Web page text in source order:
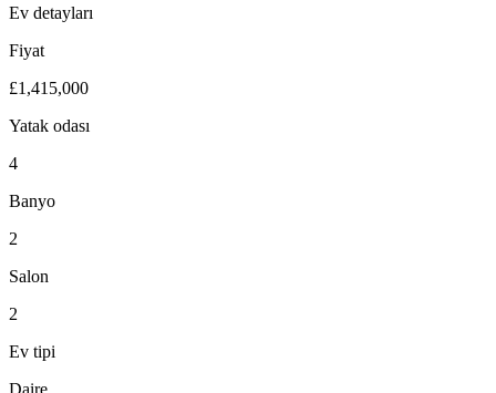
Ev detayları
Fiyat
£1,415,000
Yatak odası
4
Banyo
2
Salon
2
Ev tipi